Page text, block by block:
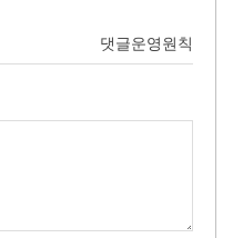
댓글운영원칙